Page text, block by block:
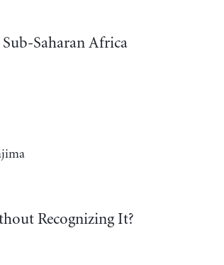
Saharan Africa
Recognizing It?